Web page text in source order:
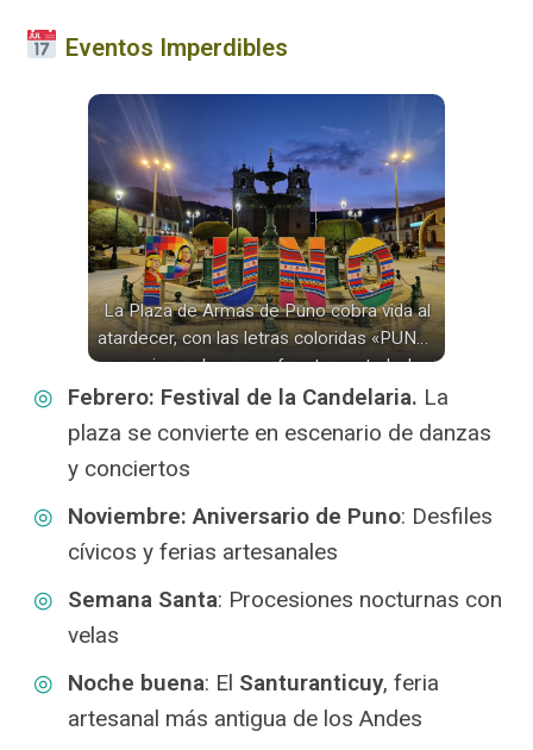
Eventos Imperdibles
La Plaza de Armas de Puno cobra vida al
atardecer, con las letras coloridas «PUNO»
en primer plano, una fuente central y la
silueta iluminada de la catedral al fondo.
Febrero: Festival de la Candelaria. La
plaza se convierte en escenario de danzas
y conciertos
Noviembre: Aniversario de Puno: Desfiles
cívicos y ferias artesanales
Semana Santa: Procesiones nocturnas con
velas
Noche buena: El Santuranticuy, feria
artesanal más antigua de los Andes